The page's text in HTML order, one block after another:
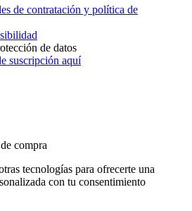
de contratación y política de
de datos
suscripción aquí
compra
tecnologías para ofrecerte una
con tu consentimiento